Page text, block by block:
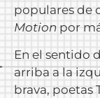
populares de
Motion por
En el sentido
arriba a la
brava, poetas